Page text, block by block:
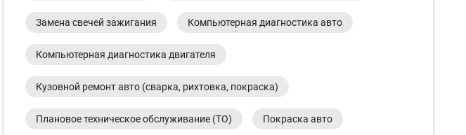
Замена свечей зажигания Компьютерная диагностика авто
Компьютерная диагностика двигателя
Кузовной ремонт авто (сварка, рихтовка, покраска)
Плановое техническое обслуживание (ТО) Покраска авто